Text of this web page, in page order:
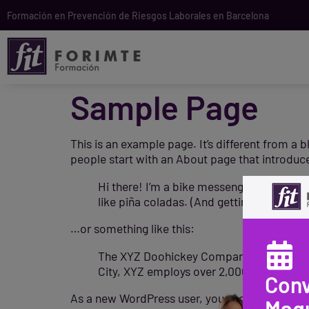
Formación en Prevención de Riesgos Laborales en Barcelona
Sample Page
This is an example page. It’s different from a
people start with an About page that
Hi there! I’m a bike messenger by day,
like piña coladas. (And gettin’ caught in
…or something like this:
The XYZ Doohickey Company was
City, XYZ employs over 2,000 people
As a new WordPress user, you should go to